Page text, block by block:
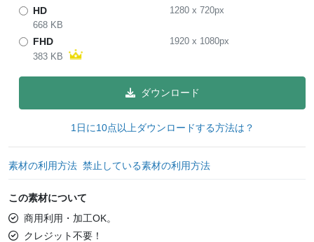
HD 1280x 720px
668 KB
FHD 1920x 1080px
383 KB
ダウンロード
1日に10点以上ダウンロードする方法は？
素材の利用方法 禁止している素材の利用方法
この素材について
商用利用・加工OK。
クレジット不要！